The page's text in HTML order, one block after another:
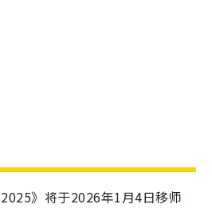
》将于2026年1月4日移师